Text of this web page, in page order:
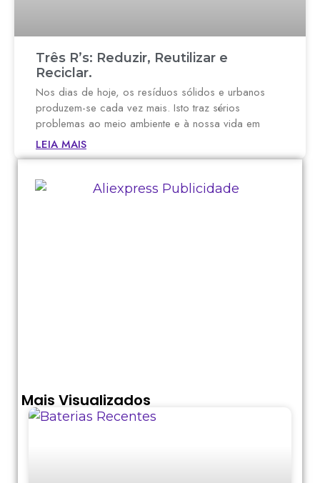
Três R’s: Reduzir, Reutilizar e
Reciclar.
Nos dias de hoje, os resíduos sólidos e urbanos
produzem-se cada vez mais. Isto traz sérios
problemas ao meio ambiente e à nossa vida em
LEIA MAIS
Mais Visualizados